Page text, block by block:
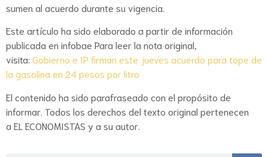
sumen al acuerdo durante su vigencia.
Este artículo ha sido elaborado a partir de información
publicada en infobae Para leer la nota original,
visita: Gobierno e IP firman este jueves acuerdo para tope de
la gasolina en 24 pesos por litro
El contenido ha sido parafraseado con el propósito de
informar. Todos los derechos del texto original pertenecen
a EL ECONOMISTAS y a su autor.